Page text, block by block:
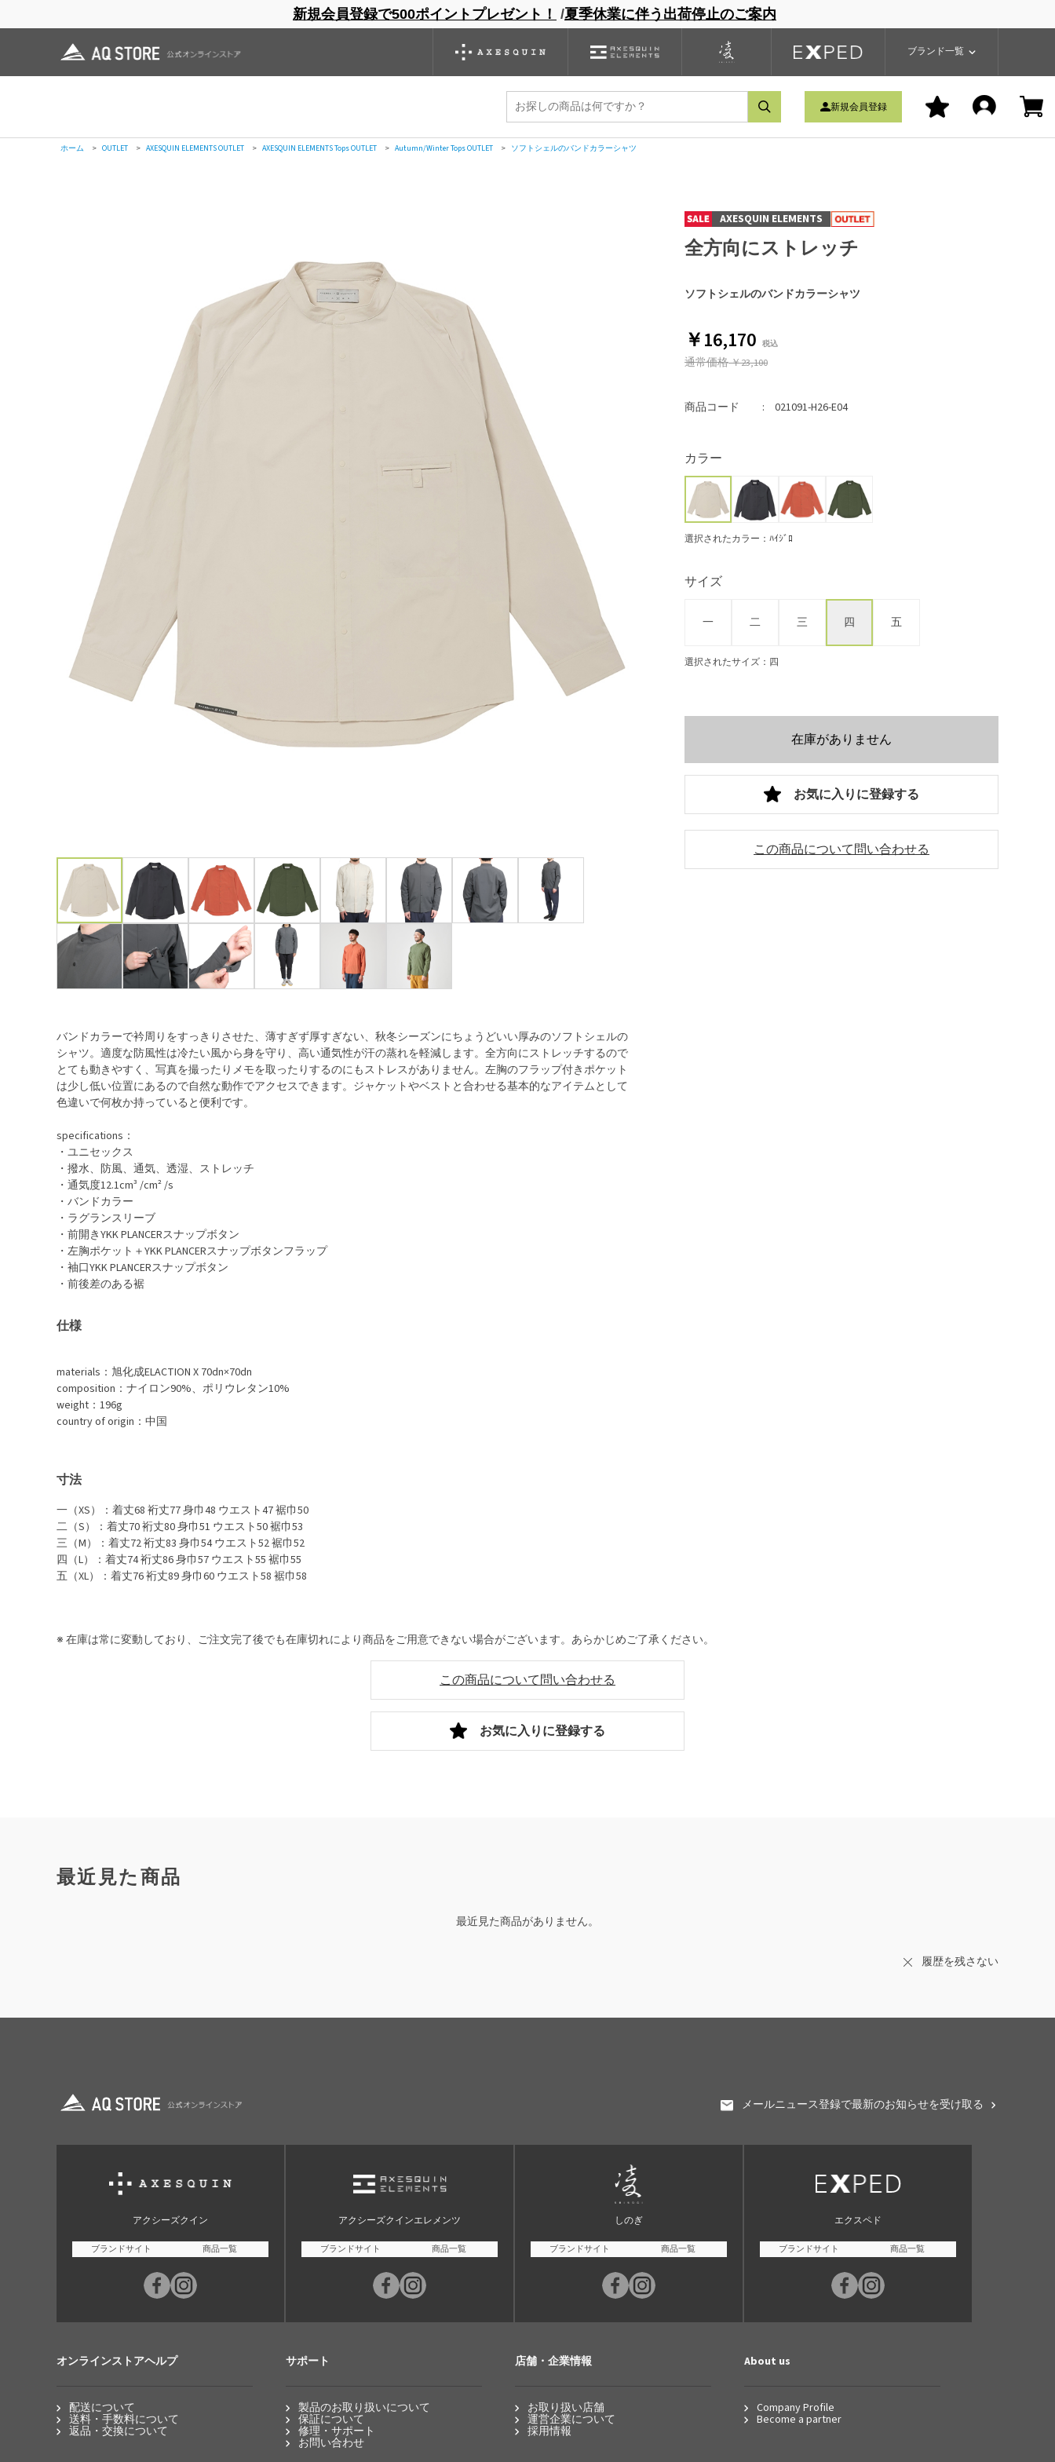
新規会員登録で500ポイントプレゼント！ /夏季休業に伴う出荷停止のご案内
ブランド一覧
ブランドサイト 商品一覧 ブランドサイト 商品一覧
新規会員登録
スリーピングマット バックパック グローブ シノギング アウトレット
ホーム
> OUTLET > AXESQUIN ELEMENTS OUTLET > AXESQUIN ELEMENTS Tops OUTLET > Autumn/Winter Tops OUTLET > ソフトシェルのバンドカラーシャツ
バンドカラーで衿周りをすっきりさせた、薄すぎず厚すぎない、秋冬シーズンにちょうどいい厚みのソフトシェルの
シャツ。適度な防風性は冷たい風から身を守り、高い通気性が汗の蒸れを軽減します。全方向にストレッチするので
とても動きやすく、写真を撮ったりメモを取ったりするのにもストレスがありません。左胸のフラップ付きポケット
は少し低い位置にあるので自然な動作でアクセスできます。ジャケットやベストと合わせる基本的なアイテムとして
色違いで何枚か持っていると便利です。
specifications：
・ユニセックス
・撥水、防風、通気、透湿、ストレッチ
・通気度12.1cm³ /cm² /s
・バンドカラー
・ラグランスリーブ
・前開きYKK PLANCERスナップボタン
・左胸ポケット＋YKK PLANCERスナップボタンフラップ
・袖口YKK PLANCERスナップボタン
・前後差のある裾
仕様
materials：旭化成ELACTION X 70dn×70dn
composition：ナイロン90%、ポリウレタン10%
weight：196g
country of origin：中国
寸法
一（XS）：着丈68 裄丈77 身巾48 ウエスト47 裾巾50
二（S）：着丈70 裄丈80 身巾51 ウエスト50 裾巾53
三（M）：着丈72 裄丈83 身巾54 ウエスト52 裾巾52
四（L）：着丈74 裄丈86 身巾57 ウエスト55 裾巾55
五（XL）：着丈76 裄丈89 身巾60 ウエスト58 裾巾58
AXESQUIN ELEMENTS
全方向にストレッチ
ソフトシェルのバンドカラーシャツ
￥16,170
通常価格￥23,100
商品コード 021091-H26-E04
カラー
選択されたカラー：ﾊｲｼﾞﾛ
サイズ
一 二 三 四 五
選択されたサイズ：四
在庫がありません
この商品について問い合わせる
お気に入りに登録する
※ 在庫は常に変動しており、ご注文完了後でも在庫切れにより商品をご用意できない場合がございます。あらかじめご了承ください。
この商品について問い合わせる
お気に入りに登録する
最近見た商品
最近見た商品がありません。
履歴を残さない
メールニュース登録で最新のお知らせを受け取る
アクシーズクイン
ブランドサイト 商品一覧
アクシーズクインエレメンツ
ブランドサイト 商品一覧
しのぎ
ブランドサイト 商品一覧
エクスペド
ブランドサイト 商品一覧
オンラインストアヘルプ
配送について
送料・手数料について
返品・交換について
サポート
製品のお取り扱いについて
保証について
修理・サポート
お問い合わせ
店舗・企業情報
お取り扱い店舗
運営企業について
採用情報
About us
Company Profile
Become a partner